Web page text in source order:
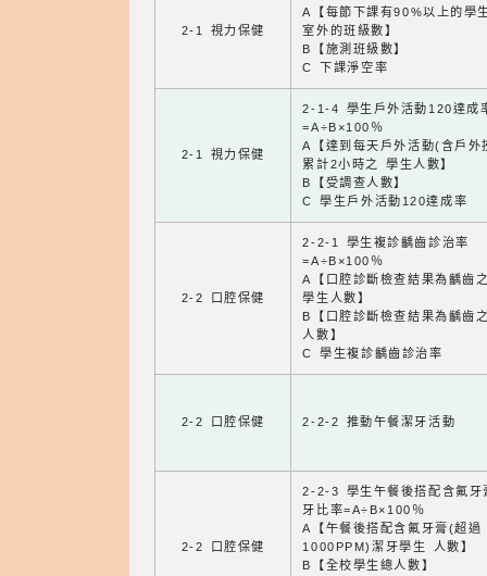
2-1 視力保健
A【每節下課有90%以上的學
室外的班級數】
B【施測班級數】
C 下課淨空率
2-1 視力保健
2-1-4 學生戶外活動120達成
=A÷B×100％
A【達到每天戶外活動(含戶外
累計2小時之 學生人數】
B【受調查人數】
C 學生戶外活動120達成率
2-2 口腔保健
2-2-1 學生複診齲齒診治率
=A÷B×100％
A【口腔診斷檢查結果為齲齒
學生人數】
B【口腔診斷檢查結果為齲齒
人數】
C 學生複診齲齒診治率
2-2 口腔保健 2-2-2 推動午餐潔牙活動
2-2 口腔保健
2-2-3 學生午餐後搭配含氟牙
牙比率=A÷B×100％
A【午餐後搭配含氟牙膏(超過
1000PPM)潔牙學生 人數】
B【全校學生總人數】